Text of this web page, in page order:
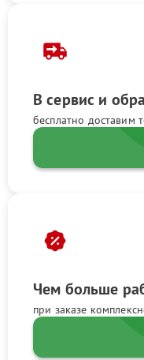
В сервис и
бесплатно доставим
Чем больше
при заказе